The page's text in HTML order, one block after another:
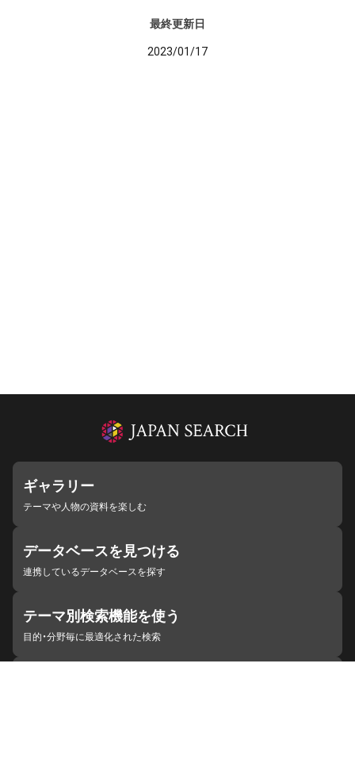
最終更新日
2023/01/17
ギャラリー
テーマや人物の資料を楽しむ
データベースを見つける
連携しているデータベースを探す
テーマ別検索機能を使う
目的・分野毎に最適化された検索